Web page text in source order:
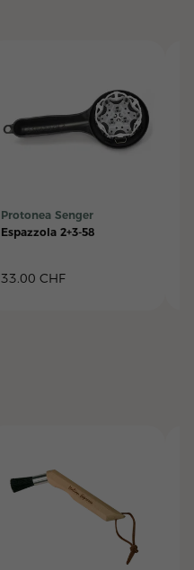
Protonea Senger
Espazzola 2+3-58
33.00 CHF